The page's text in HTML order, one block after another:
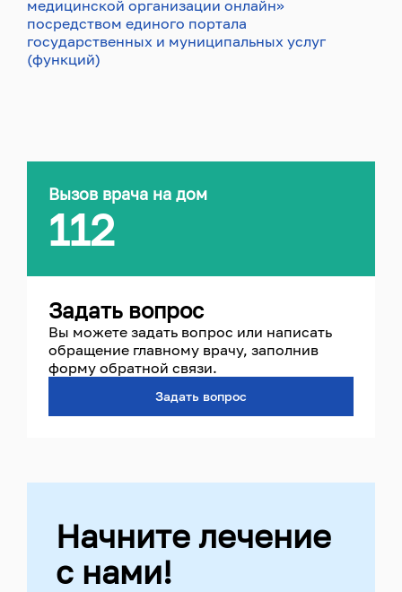
медицинской организации онлайн»
посредством единого портала
государственных и муниципальных услуг
(функций)
Вызов врача на дом
112
Задать вопрос
Вы можете задать вопрос или написать
обращение главному врачу, заполнив
форму обратной связи.
Задать вопрос
Начните лечение
с нами!